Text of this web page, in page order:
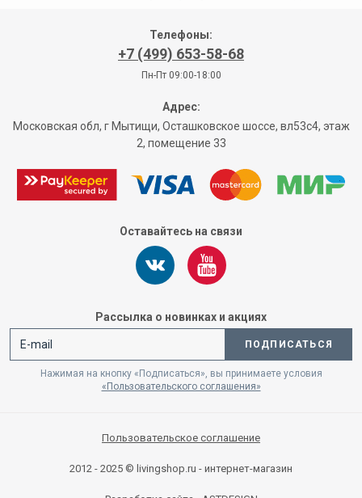
Телефоны:
+7 (499) 653-58-68
Пн-Пт 09:00-18:00
Адрес:
Московская обл, г Мытищи, Осташковское шоссе, вл53с4, этаж
2, помещение 33
Оставайтесь на связи
Рассылка о новинках и акциях
ПОДПИСАТЬСЯ
Нажимая на кнопку «Подписаться», вы принимаете условия
«Пользовательского соглашения»
Пользовательское соглашение
2012 - 2025 © livingshop.ru - интернет-магазин